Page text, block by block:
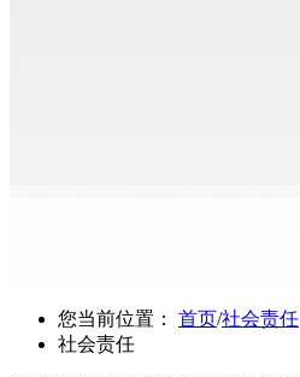
您当前位置： 首页/社会责任
社会责任